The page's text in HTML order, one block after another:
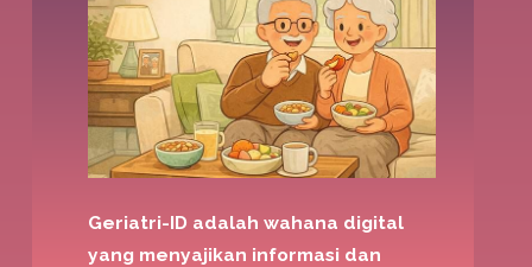
Geriatri-ID adalah wahana digital
yang menyajikan informasi dan